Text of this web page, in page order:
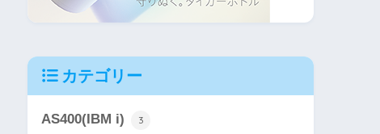
カテゴリー
AS400(IBM i) 3